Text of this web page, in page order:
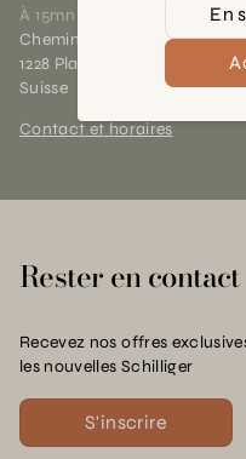
À 15mn du centre de Genève
Chemin des Charrotons 25
1228 Plan-les-Ouates (GE)
Suisse
Contact et horaires
Rester en contact
Recevez nos offres
les nouvelles Schilliger
S'inscrire
En